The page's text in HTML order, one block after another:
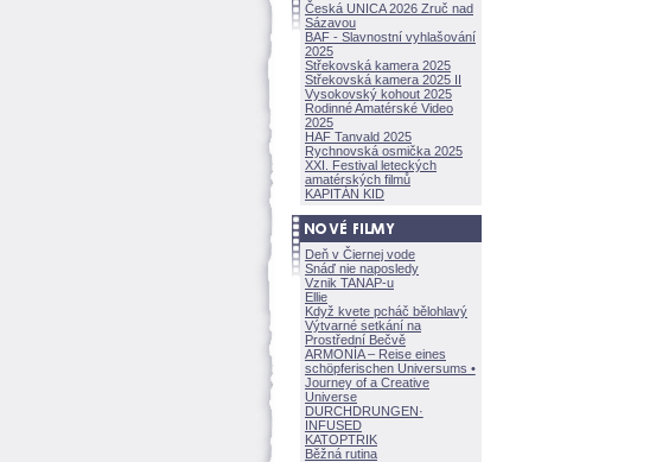
Česká UNICA 2026 Zruč nad
Sázavou
BAF - Slavnostní vyhlašování
2025
Střekovská kamera 2025
Střekovská kamera 2025 II
Vysokovský kohout 2025
Rodinné Amatérské Video
2025
HAF Tanvald 2025
Rychnovská osmička 2025
XXI. Festival leteckých
amatérských filmů
KAPITÁN KID
Deň v Čiernej vode
Snáď nie naposledy
Vznik TANAP-u
Ellie
Když kvete pcháč bělohlavý
Výtvarné setkání na
Prostřední Bečvě
ARMONÍA – Reise eines
schöpferischen Universums •
Journey of a Creative
Universe
DURCHDRUNGEN·
INFUSED
KATOPTRIK
Běžná rutina